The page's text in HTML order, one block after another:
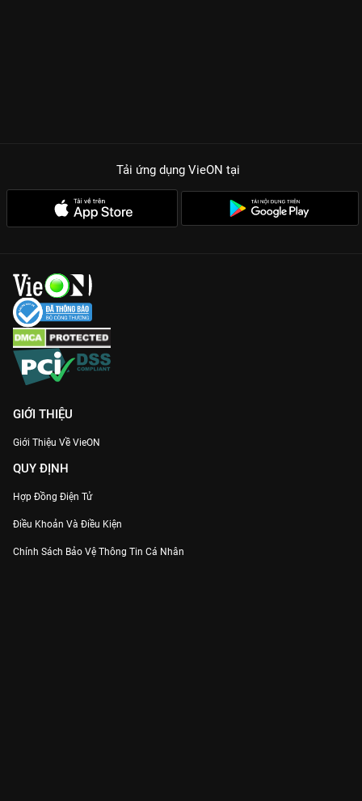
Tải ứng dụng VieON tại
GIỚI THIỆU
Giới Thiệu Về VieON
QUY ĐỊNH
Hợp Đồng Điện Tử
Điều Khoản Và Điều Kiện
Chính Sách Bảo Vệ Thông Tin Cá Nhân